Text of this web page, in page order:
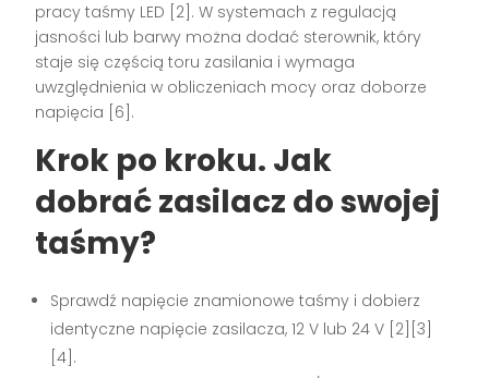
pracy taśmy LED [2]. W systemach z regulacją
jasności lub barwy można dodać sterownik, który
staje się częścią toru zasilania i wymaga
uwzględnienia w obliczeniach mocy oraz doborze
napięcia [6].
Krok po kroku. Jak
dobrać zasilacz do swojej
taśmy?
Sprawdź napięcie znamionowe taśmy i dobierz
identyczne napięcie zasilacza, 12 V lub 24 V [2][3]
[4].